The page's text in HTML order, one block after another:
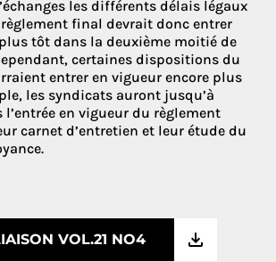
les différents délais légaux
règlement final devrait donc entrer
tôt dans la deuxième moitié de
certaines dispositions du
entrer en vigueur encore plus
les syndicats auront jusqu’à
en vigueur du règlement
carnet d’entretien et leur étude du
VOL.21 NO4